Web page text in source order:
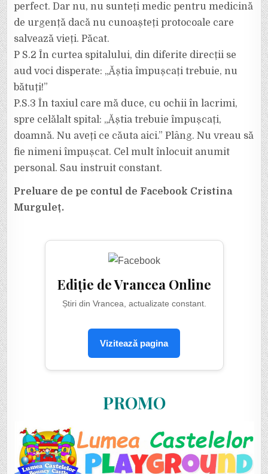
perfect. Dar nu, nu sunteți medic pentru medicină
de urgență dacă nu cunoașteți protocoale care
salvează vieți. Păcat.
P S.2 În curtea spitalului, din diferite direcții se
aud voci disperate: „Ăștia împușcați trebuie, nu
bătuți!”
P.S.3 În taxiul care mă duce, cu ochii în lacrimi,
spre celălalt spital: „Ăștia trebuie împușcați,
doamnă. Nu aveți ce căuta aici.” Plâng. Nu vreau să
fie nimeni împușcat. Cel mult înlocuit anumit
personal. Sau instruit constant.
Preluare de pe contul de Facebook Cristina
Murguleț.
Ediție de Vrancea Online
Știri din Vrancea, actualizate constant.
Vizitează pagina
PROMO